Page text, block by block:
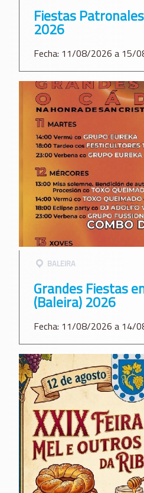
Fiestas
2026
Fecha: 11/08/2026 a 15/
BALEIRA
Grandes Fiestas
(Baleira) 2026
Fecha: 11/08/2026 a 14/